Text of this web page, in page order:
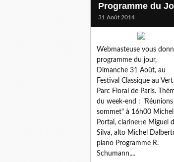
Programme du
31 Août 2014
Webmasteuse vous
programme du jour,
Dimanche 31 Août, au
Festival Classique au
Parc Floral de Paris.
du week-end : "Réunions
sommet" à 16h00 Michel
Portal, clarinette Miguel
Silva, alto Michel
piano Programme R.
Schumann,...